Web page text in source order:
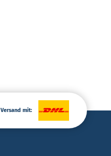
Versand mit: